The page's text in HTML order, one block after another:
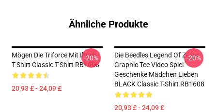
Ähnliche Produkte
Mögen Die Triforce Mit Ihnen
T-Shirt Classic T-Shirt RB1608
20,93 £ - 24,09 £
-20%
Die Beedles Legend Of Zéldá
Graphic Tee Video Spiel
Geschenke Mädchen Lieben
BLACK Classic T-Shirt RB1608
20,93 £ - 24,09 £
-20%